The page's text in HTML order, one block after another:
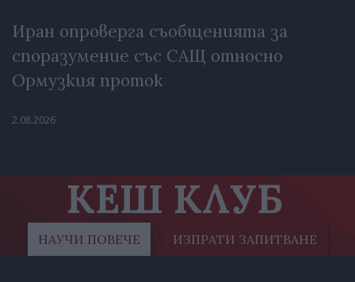
Иран опроверга съобщенията за
споразумение със САЩ относно
Ормузкия проток
2.08.2026
КЕШ КЛУБ
НАУЧИ ПОВЕЧЕ ИЗПРАТИ ЗАПИТВАНЕ